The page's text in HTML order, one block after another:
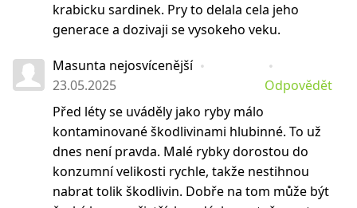
krabicku sardinek. Pry to delala cela jeho
generace a dozivaji se vysokeho veku.
Masunta nejosvícenější
23.05.2025
Odpovědět
Před léty se uváděly jako ryby málo
kontaminované škodlivinami hlubinné. To už
dnes není pravda. Malé rybky dorostou do
konzumní velikosti rychle, takže nestihnou
nabrat tolik škodlivin. Dobře na tom může být